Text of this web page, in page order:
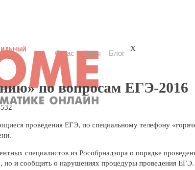
X
О нас Цены Блог
по вопросам ЕГЭ-2016
проведения ЕГЭ, по специальному телефону
специалистов из Рособрнадзора о порядке
но и сообщить о нарушениях процедуры проведения ЕГЭ.